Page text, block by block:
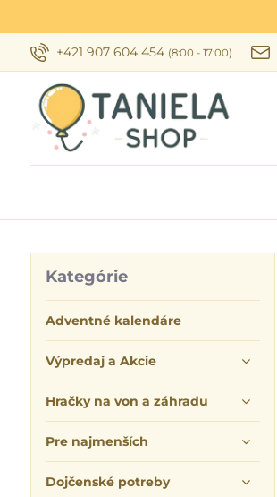
+421 907 604 454 (8:00 - 17:00)
Kategórie
Adventné kalendáre
Výpredaj a Akcie
Hračky na von a záhradu
Pre najmenších
Dojčenské potreby